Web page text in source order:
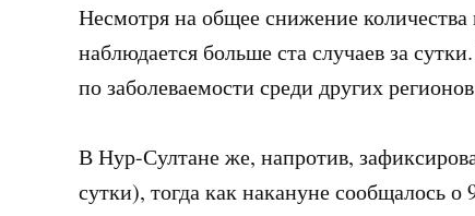
Несмотря на общее снижение
наблюдается больше ста случаев за
по заболеваемости среди других
В Нур-Султане же, напротив,
сутки), тогда как накануне сообщалось о